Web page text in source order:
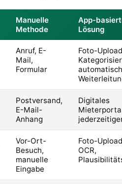
Manuelle
Methode
App-
Lösung
Anruf, E-
Mail,
Formular
Foto-
Postversand,
E-Mail-
Anhang
Digitales
Vor-Ort-
Besuch,
manuelle
Eingabe
Foto-
OCR,